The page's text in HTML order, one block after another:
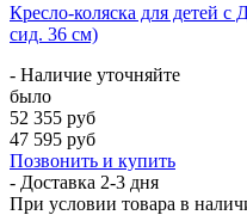
Кресло-коляска для детей
сид. 36 см)
- Наличие уточняйте
было
52 355 руб
47 595 руб
Позвонить и купить
- Доставка 2-3 дня
При условии товара в